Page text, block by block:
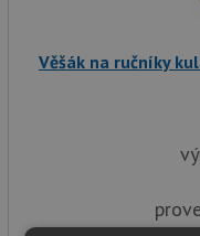
Věšák na ručníky